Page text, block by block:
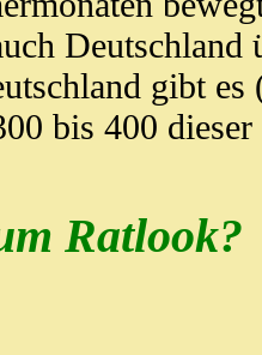
Deutschland
gibt es
bis 400
Ratlook?